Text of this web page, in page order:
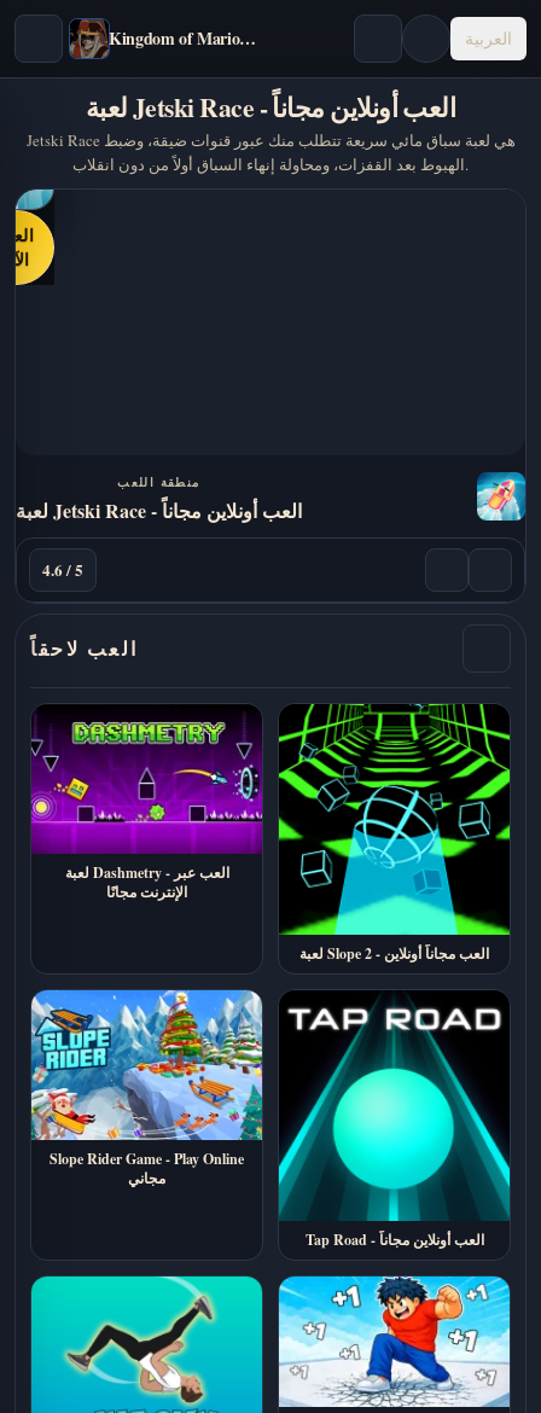
Kingdom of Marionettes العربية
لعبة Jetski Race - العب أونلاين مجاناً
Jetski Race هي لعبة سباق مائي سريعة تتطلب منك عبور قنوات ضيقة، وضبط
الهبوط بعد القفزات، ومحاولة إنهاء السباق أولاً من دون انقلاب.
الآن
منطقة اللعب
لعبة Jetski Race - العب أونلاين مجاناً
4.6 / 5
العب لاحقاً
لعبة Dashmetry - العب عبر
الإنترنت مجانًا
لعبة Slope 2 - العب مجاناً أونلاين
Slope Rider Game - Play Online
مجاني
Tap Road - العب أونلاين مجاناً